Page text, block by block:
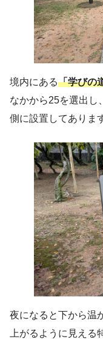
境内にある「学びの
なかから25を選出し
側に設置してありま
夜になると下から温
上がるように見える